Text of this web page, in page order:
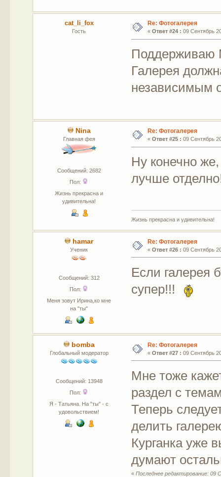
cat_li_fox
Гость
Re: Фотогалерея
« Ответ #24 : 09 Сентябрь
Поддерживаю
Галерея
независимым
Nina
Главная фея
Сообщений: 2682
Пол:
Жизнь прекрасна и
удивительна!
Re: Фотогалерея
« Ответ #25 : 09 Сентябрь
Ну конечно
лучше
Жизнь прекрасна и удивительна!
hamar
Ученик
Сообщений: 312
Пол:
Меня зовут Ирина,ко мне
на "ты"
Re: Фотогалерея
« Ответ #26 : 09 Сентябрь
Если галерея
супер!!!
bomba
Глобальный модератор
Сообщений: 13948
Пол:
Я - Татьяна. На "ты" - с
удовольствием!
Re: Фотогалерея
« Ответ #27 : 09 Сентябрь
Мне тоже
раздел с
Теперь
делить
Курганка уже
думают
«Последнее редактирование: 09